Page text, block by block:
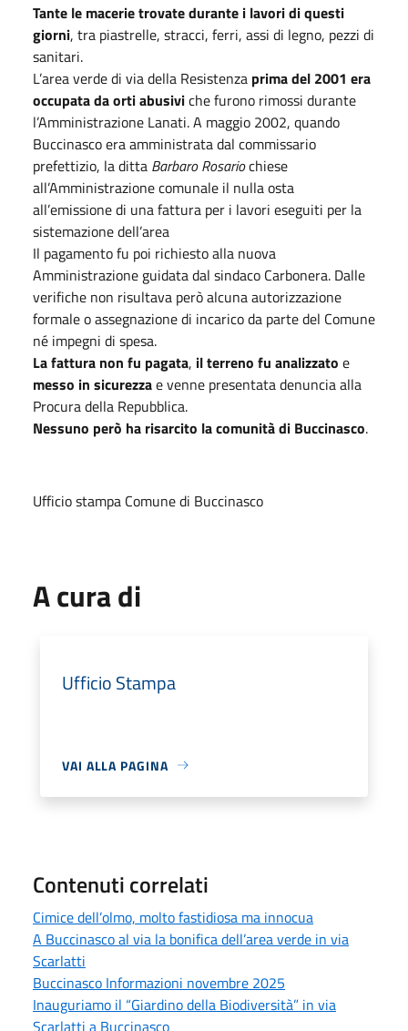
Tante le macerie trovate durante i lavori di questi
giorni, tra piastrelle, stracci, ferri, assi di legno, pezzi di
sanitari.
L’area verde di via della Resistenza prima del 2001 era
occupata da orti abusiviche furono rimossi durante
l’Amministrazione Lanati. A maggio 2002, quando
Buccinasco era amministrata dal commissario
prefettizio, la ditta Barbaro Rosariochiese
all’Amministrazione comunale il nulla osta
all’emissione di una fattura per i lavori eseguiti per la
sistemazione dell’area
Il pagamento fu poi richiesto alla nuova
Amministrazione guidata dal sindaco Carbonera. Dalle
verifiche non risultava però alcuna autorizzazione
formale o assegnazione di incarico da parte del Comune
né impegni di spesa.
La fattura non fu pagata, il terreno fu analizzato e
messo in sicurezzae venne presentata denuncia alla
Procura della Repubblica.
Nessuno però ha risarcito la comunità di Buccinasco.
Ufficio stampa Comune di Buccinasco
A cura di
Ufficio Stampa
VAI ALLA PAGINA
Contenuti correlati
Cimice dell’olmo, molto fastidiosa ma innocua
A Buccinasco al via la bonifica dell’area verde in via
Scarlatti
Buccinasco Informazioni novembre 2025
Inauguriamo il “Giardino della Biodiversità” in via
Scarlatti a Buccinasco